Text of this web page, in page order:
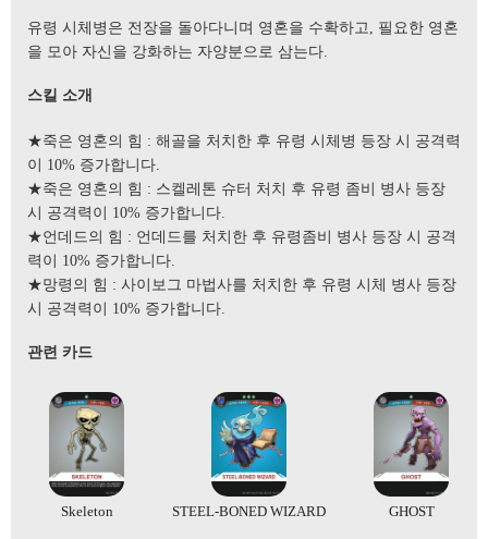
유령 시체병은 전장을 돌아다니며 영혼을 수확하고, 필요한 영혼
을 모아 자신을 강화하는 자양분으로 삼는다.
스킬 소개
★죽은 영혼의 힘 : 해골을 처치한 후 유령 시체병 등장 시 공격력
이 10% 증가합니다.
★죽은 영혼의 힘 : 스켈레톤 슈터 처치 후 유령 좀비 병사 등장
시 공격력이 10% 증가합니다.
★언데드의 힘 : 언데드를 처치한 후 유령좀비 병사 등장 시 공격
력이 10% 증가합니다.
★망령의 힘 : 사이보그 마법사를 처치한 후 유령 시체 병사 등장
시 공격력이 10% 증가합니다.
관련 카드
Skeleton STEEL-BONED WIZARD GHOST